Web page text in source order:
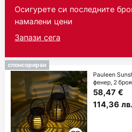
Осигурете си последните
намалени цени
Запази сега
спонсориран
Pauleen
фенер, 2 броя
58,47 €
114,36 лв.